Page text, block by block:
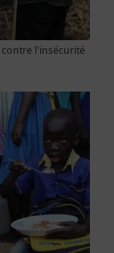
l'insécurité